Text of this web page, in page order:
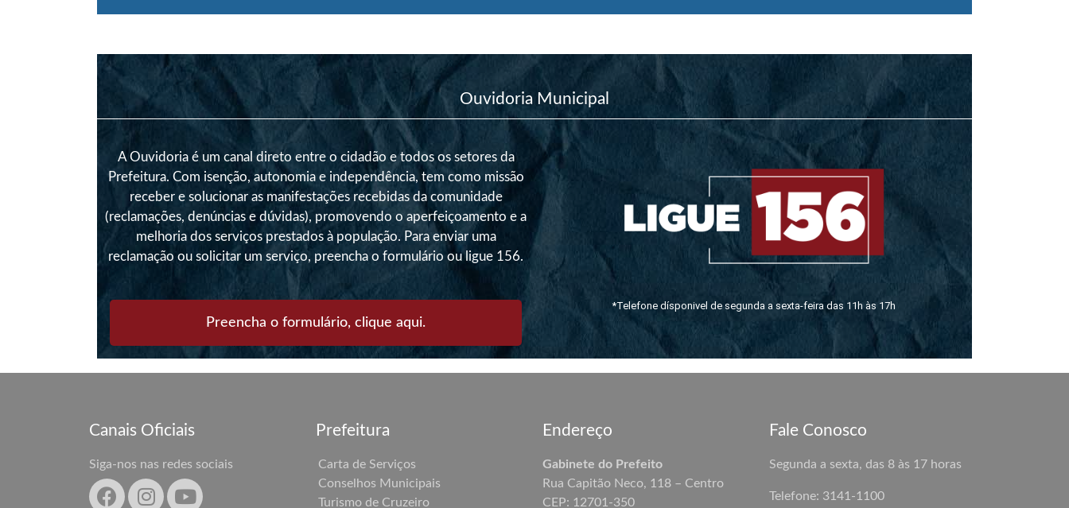
Ouvidoria Municipal
A Ouvidoria é um canal direto entre o cidadão e todos os setores da
Prefeitura. Com isenção, autonomia e independência, tem como missão
receber e solucionar as manifestações recebidas da comunidade
(reclamações, denúncias e dúvidas), promovendo o aperfeiçoamento e a
melhoria dos serviços prestados à população. Para enviar uma
reclamação ou solicitar um serviço, preencha o formulário ou ligue 156.
Preencha o formulário, clique aqui.
*Telefone dísponivel de segunda a sexta-feira das 11h às 17h
Canais Oficiais
Siga-nos nas redes sociais
Prefeitura
Carta de Serviços
Conselhos Municipais
Turismo de Cruzeiro
Endereço
Gabinete do Prefeito
Rua Capitão Neco, 118 – Centro
CEP: 12701-350
Fale Conosco
Segunda a sexta, das 8 às 17 horas
Telefone: 3141-1100